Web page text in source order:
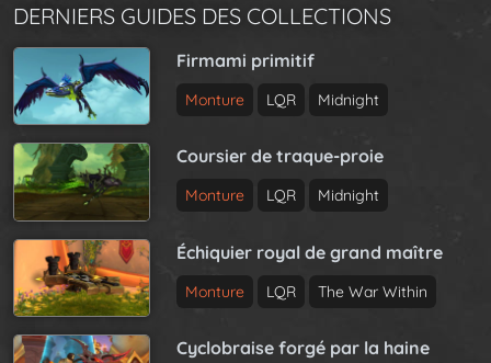
DERNIERS GUIDES DES COLLECTIONS
Firmami primitif
Monture LQR Midnight
Coursier de traque-proie
Monture LQR Midnight
Échiquier royal de grand maître
Monture LQR The War Within
Cyclobraise forgé par la haine